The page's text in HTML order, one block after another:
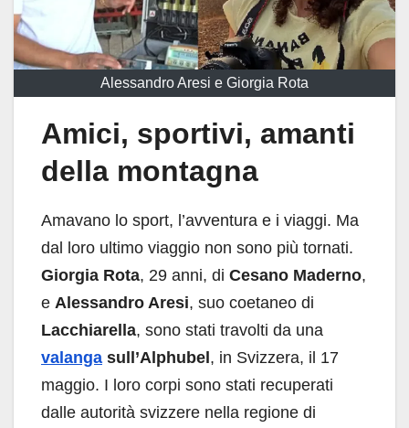
Alessandro Aresi e Giorgia Rota
Amici, sportivi, amanti
della montagna
Amavano lo sport, l’avventura e i viaggi. Ma
dal loro ultimo viaggio non sono più tornati.
Giorgia Rota, 29 anni, di Cesano Maderno,
e Alessandro Aresi, suo coetaneo di
Lacchiarella, sono stati travolti da una
valanga sull’Alphubel, in Svizzera, il 17
maggio. I loro corpi sono stati recuperati
dalle autorità svizzere nella regione di